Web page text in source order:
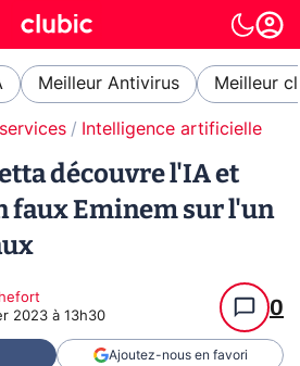
Meilleur Antivirus Meilleur
Intelligence artificielle
découvre l'IA et
faux Eminem sur l'un
2023 à 13h30 0
Ajoutez-nous en favori